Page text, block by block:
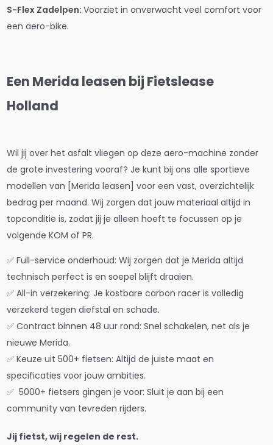
S-Flex Zadelpen:Voorziet in onverwacht veel comfort voor
een aero-bike.
Een Merida leasen bij Fietslease
Holland
Wil jij over het asfalt vliegen op deze aero-machine zonder
de grote investering vooraf? Je kunt bij ons alle sportieve
modellen van [Merida leasen] voor een vast, overzichtelijk
bedrag per maand. Wij zorgen dat jouw materiaal altijd in
topconditie is, zodat jij je alleen hoeft te focussen op je
volgende KOM of PR.
✅ Full-service onderhoud: Wij zorgen dat je Merida altijd
technisch perfect is en soepel blijft draaien.
✅ All-in verzekering: Je kostbare carbon racer is volledig
verzekerd tegen diefstal en schade.
✅ Contract binnen 48 uur rond: Snel schakelen, net als je
nieuwe Merida.
✅ Keuze uit 500+ fietsen: Altijd de juiste maat en
specificaties voor jouw ambities.
✅ 5000+ fietsers gingen je voor: Sluit je aan bij een
community van tevreden rijders.
Jij fietst, wij regelen de rest.